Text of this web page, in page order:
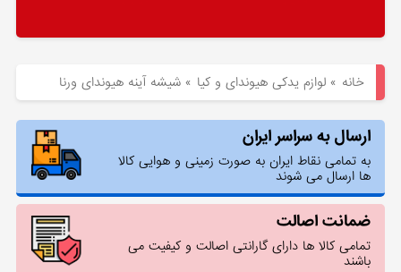
خانه »لوازم یدکی هیوندای و کیا »شیشه آینه هیوندای ورنا
ارسال به سراسر ایران
به تمامی نقاط ایران به صورت زمینی و هوایی کالا
ها ارسال می شوند
ضمانت اصالت
تمامی کالا ها دارای گارانتی اصالت و کیفیت می
باشند